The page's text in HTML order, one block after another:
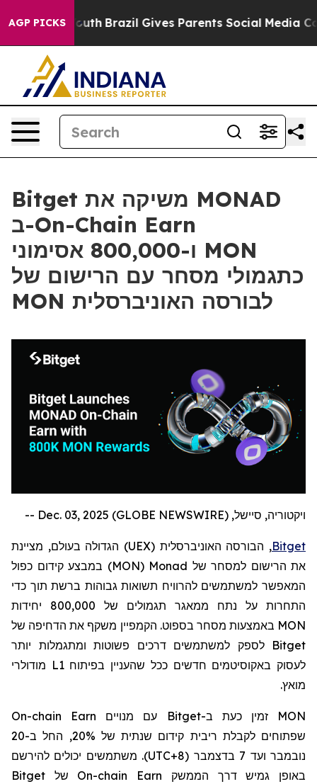
AGP PICKS
to Youth Brazil Gives Parents Social Media
Bitget משיקה את MONAD
ב-On-Chain Earn
ו-800,000 אסימוני MON
כתגמולי מסחר עם הרישום של
MON לבורסה האוניברסלית
ויקטוריה, סיישל, Dec. 03, 2025 (GLOBE NEWSWIRE) --
Bitget, הבורסה האוניברסלית (UEX) הגדולה בעולם, מציינת
את הרישום למסחר של Monad
(
MON
) במבצע קידום כפול
המאפשר למשתמשים להרוויח תשואות גבוהות ברשת תוך כדי
התחרות על נתח ממאגר תגמולים של 800,000 יחידות
MON באמצעות מסחר בספוט. הקמפיין משקף את הדחיפה של
Bitget לספק למשתמשים דרכים פשוטות ומתגמלות יותר
לעסוק באקוסיטמים חדשים ככל שהעניין בפיתוחL1 מודולרי
מואץ.
MON זמין כעת ב-Bitget עם מנויים On-chain Earn
שפתוחים לקבלת ריבית קידום שנתית של 20%, החל ב-20
נובמבר ועד 7 בדצמבר (
UTC+8). משתמשים יכולים להירשם
באופן גמיש דרך הממשק On-chain Earn של Bitget